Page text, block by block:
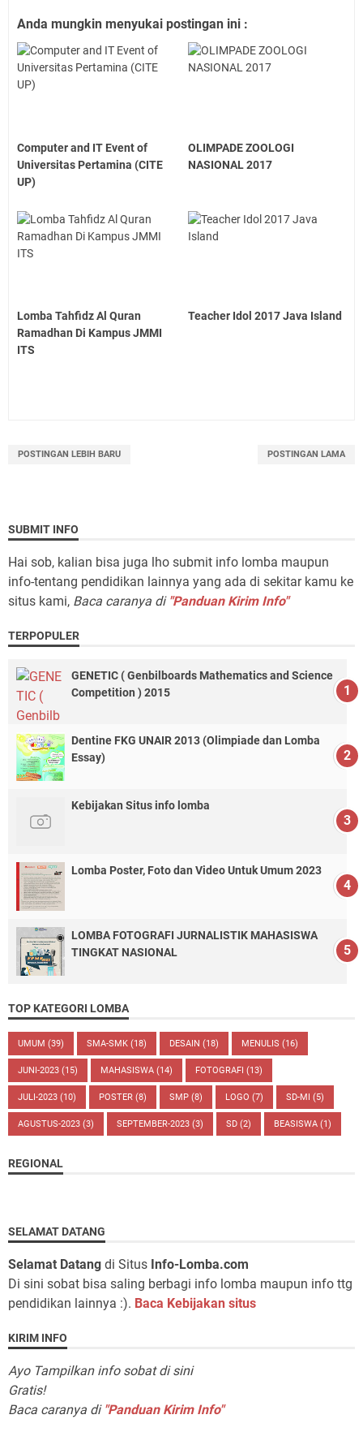
Anda mungkin menyukai postingan ini :
Computer and IT Event of
Universitas Pertamina (CITE
UP)
OLIMPADE ZOOLOGI
NASIONAL 2017
Lomba Tahfidz Al Quran
Ramadhan Di Kampus JMMI
ITS
Teacher Idol 2017 Java Island
POSTINGAN LEBIH BARU POSTINGAN LAMA
SUBMIT INFO
Hai sob, kalian bisa juga lho submit info lomba maupun
info-tentang pendidikan lainnya yang ada di sekitar kamu ke
situs kami, Baca caranya di "Panduan Kirim Info"
TERPOPULER
GENETIC ( Genbilboards Mathematics and Science
Competition ) 2015
Dentine FKG UNAIR 2013 (Olimpiade dan Lomba
Essay)
Kebijakan Situs info lomba
Lomba Poster, Foto dan Video Untuk Umum 2023
LOMBA FOTOGRAFI JURNALISTIK MAHASISWA
TINGKAT NASIONAL
TOP KATEGORI LOMBA
UMUM (39) SMA-SMK (18) DESAIN (18) MENULIS (16)
JUNI-2023 (15) MAHASISWA (14) FOTOGRAFI (13)
JULI-2023 (10) POSTER (8) SMP (8) LOGO (7) SD-MI (5)
AGUSTUS-2023 (3) SEPTEMBER-2023 (3) SD (2) BEASISWA (1)
REGIONAL
SELAMAT DATANG
Selamat Datang di Situs Info-Lomba.com
Di sini sobat bisa saling berbagi info lomba maupun info ttg
pendidikan lainnya :). Baca Kebijakan situs
KIRIM INFO
Ayo Tampilkan info sobat di sini
Gratis!
Baca caranya di "Panduan Kirim Info"